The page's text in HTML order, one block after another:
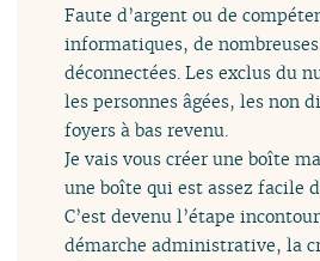
Faute d’argent ou de
informatiques, de
déconnectées. Les exclus du
les personnes âgées, les non
foyers à bas revenu.
Je vais vous créer une boîte
une boîte qui est assez facile
C’est devenu l’étape
démarche administrative, la